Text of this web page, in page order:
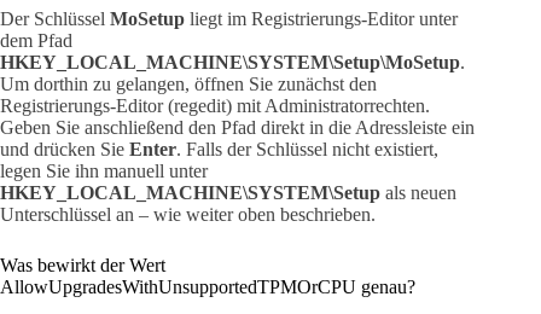
Der Schlüssel MoSetup liegt im Registrierungs-Editor unter
dem Pfad
HKEY_LOCAL_MACHINE\SYSTEM\Setup\MoSetup.
Um dorthin zu gelangen, öffnen Sie zunächst den
Registrierungs-Editor (regedit) mit Administratorrechten.
Geben Sie anschließend den Pfad direkt in die Adressleiste ein
und drücken Sie Enter. Falls der Schlüssel nicht existiert,
legen Sie ihn manuell unter
HKEY_LOCAL_MACHINE\SYSTEM\Setup als neuen
Unterschlüssel an – wie weiter oben beschrieben.
Was bewirkt der Wert
AllowUpgradesWithUnsupportedTPMOrCPU genau?